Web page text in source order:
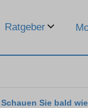
Ratgeber
Sie bald